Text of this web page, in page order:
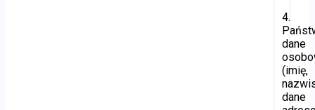
4.
dane
(imię,
dane